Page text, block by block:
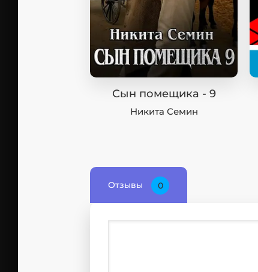
Сын помещика - 9
Никита Семин
Отзывы 0